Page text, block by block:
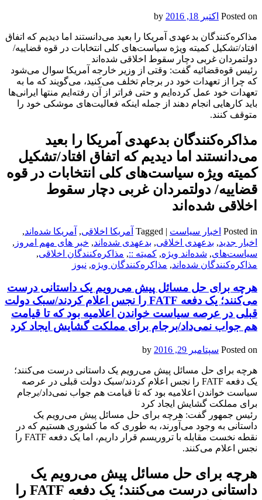
Posted on اکتبر 18, 2016
مذاکره‌کنندگان بدعهدی آمریکا را بعید می‌دانستند اما دیدیم که اتفاق
افتاد/تشکیل کمیته ویژه سیاست‌های کلی انتخابات در قوه قضاییه/
دولتمردان غربی دچار سقوط اخلاقی شده‌اند
رئیس قوه‌قضائیه گفت: وقتی از وزیر خارجه آمریکا سوال می‌شود
که چرا از تعهدات خود در برجام تخلف می‌کنید، می‌گویند که ما به
تعهدات خود عمل کرده‌ایم و حتی فراتر از آن رفته‌ایم منتها ایرانی‌ها
باید کارهایی انجام دهند از جمله اینکه فعالیت‌های موشکی خود را
متوقف کنند.
مذاکره‌کنندگان بدعهدی آمریکا را بعید
می‌دانستند اما دیدیم که اتفاق افتاد/تشکیل
کمیته ویژه سیاست‌های کلی انتخابات در قوه
قضاییه/ دولتمردان غربی دچار سقوط
اخلاقی شده‌اند
Posted in اخبار سیاست |
Tagged آمریکا اخلاقی, آمریکا شده‌اند,
اخبار جدید, بدعهدی اخلاقی, بدعهدی شده‌اند, خبر های مهم امروز ,
سیاست‌های, شده‌اند ویژه, کمیته ::, مذاکره‌کنندگان اخلاقی,
مذاکره‌کنندگان شده‌اند, مذاکره‌کنندگان ویژه, نیوز
هرچه برای حل مسائل پیش می‌رویم یک داستانی درست
می‌کنند؛ یک دفعه FATF را نجس اعلام کردند/سبک دولت
قبلی در عرصه سیاست خواندن اعلامیه بود که تا قیامت
هم جواب نمی‌داد/برجام برای مملکت گشایش ایجاد کرد
Posted on سپتامبر 29, 2016
هرچه برای حل مسائل پیش می‌رویم یک داستانی درست می‌کنند؛
یک دفعه FATF را نجس اعلام کردند/سبک دولت قبلی در عرصه
سیاست خواندن اعلامیه بود که تا قیامت هم جواب نمی‌داد/برجام
برای مملکت گشایش ایجاد کرد
رئیس جمهور گفت: هرچه برای حل مسائل پیش می‌رویم یک
داستانی به وجود می‌آورند، به طوری که ما کشوری هستیم که در
نقطه نخست مقابله با تروریسم قرار داریم، اما یک دفعه FATF را
نجس اعلام می‌کنند.
هرچه برای حل مسائل پیش می‌رویم یک
داستانی درست می‌کنند؛ یک دفعه FATF را